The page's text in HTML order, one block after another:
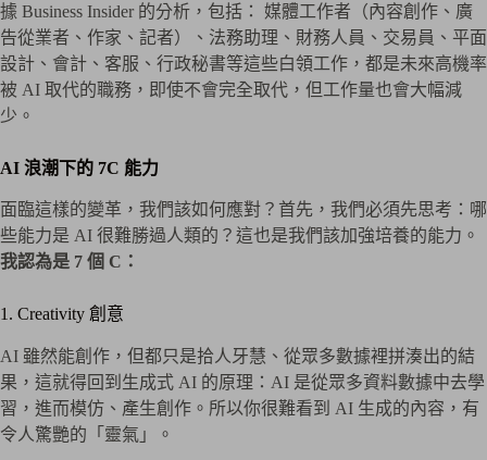
據 Business Insider 的分析，包括： 媒體工作者（內容創作、廣
告從業者、作家、記者）、法務助理、財務人員、交易員、平面
設計、會計、客服、行政秘書等這些白領工作，都是未來高機率
被 AI 取代的職務，即使不會完全取代，但工作量也會大幅減
少。
AI 浪潮下的 7C 能力
面臨這樣的變革，我們該如何應對？首先，我們必須先思考：哪
些能力是 AI 很難勝過人類的？這也是我們該加強培養的能力。
我認為是 7 個 C：
1. Creativity 創意
AI 雖然能創作，但都只是拾人牙慧、從眾多數據裡拼湊出的結
果，這就得回到生成式 AI 的原理：AI 是從眾多資料數據中去學
習，進而模仿、產生創作。所以你很難看到 AI 生成的內容，有
令人驚艷的「靈氣」。